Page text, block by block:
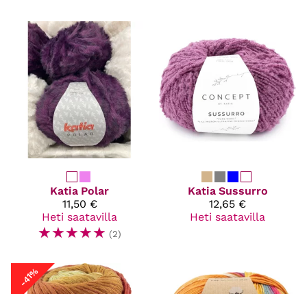
Katia Polar
11,50 €
Heti saatavilla
☆☆☆☆☆ (2)
Katia Sussurro
12,65 €
Heti saatavilla
-41%